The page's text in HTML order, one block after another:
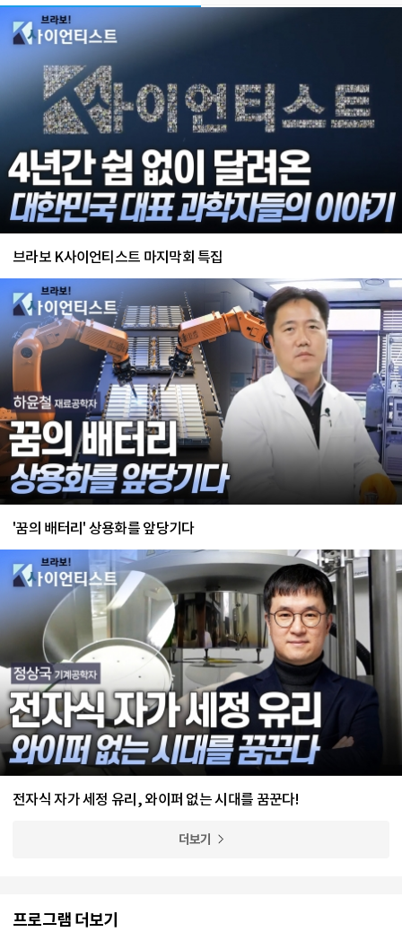
브라보 K사이언티스트 마지막회 특집
'꿈의 배터리' 상용화를 앞당기다
전자식 자가 세정 유리, 와이퍼 없는 시대를 꿈꾼다!
더보기
프로그램 더보기